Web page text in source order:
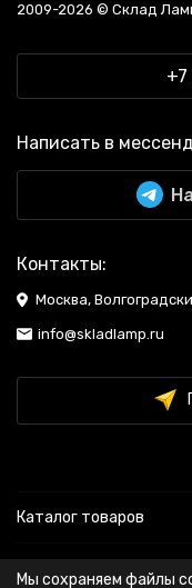
2009-2026 © Склад
Написать в
Контакты:
Москва,
info@skladlamp.ru
Каталог товаров
Информация
Мы сохраняем файлы